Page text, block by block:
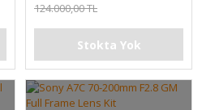
124.000,00 TL
Stokta Yok